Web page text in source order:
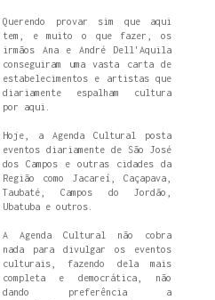
Querendo provar sim que aqui
tem, e muito o que fazer, os
irmãos Ana e André Dell'Aquila
conseguiram uma vasta carta de
estabelecimentos e artistas que
diariamente espalham cultura
por aqui.
Hoje, a Agenda Cultural posta
eventos diariamente de São José
dos Campos e outras cidades da
Região como Jacareí, Caçapava,
Taubaté, Campos do Jordão,
Ubatuba e outros.
A Agenda Cultural não cobra
nada para divulgar os eventos
culturais, fazendo dela mais
completa e democrática, não
dando preferência a